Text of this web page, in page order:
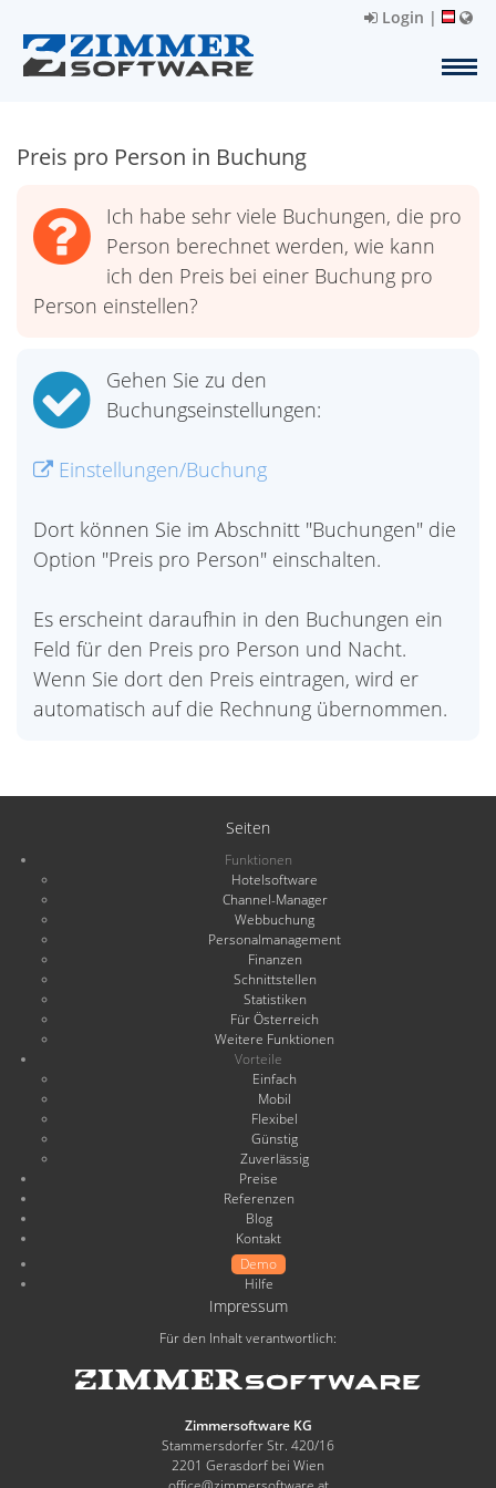
Login |
Preis pro Person in Buchung
Ich habe sehr viele Buchungen, die pro
Person berechnet werden, wie kann
ich den Preis bei einer Buchung pro
Person einstellen?
Gehen Sie zu den
Buchungseinstellungen:
Einstellungen/Buchung
Dort können Sie im Abschnitt "Buchungen" die
Option "Preis pro Person" einschalten.
Es erscheint daraufhin in den Buchungen ein
Feld für den Preis pro Person und Nacht.
Wenn Sie dort den Preis eintragen, wird er
automatisch auf die Rechnung übernommen.
Seiten
Funktionen
Hotelsoftware
Channel-Manager
Webbuchung
Personalmanagement
Finanzen
Schnittstellen
Statistiken
Für Österreich
Weitere Funktionen
Vorteile
Einfach
Mobil
Flexibel
Günstig
Zuverlässig
Preise
Referenzen
Blog
Kontakt
Demo
Hilfe
Impressum
Für den Inhalt verantwortlich:
Zimmersoftware KG
Stammersdorfer Str. 420/16
2201 Gerasdorf bei Wien